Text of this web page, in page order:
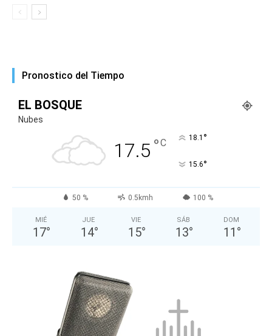
Pronostico del Tiempo
EL BOSQUE
Nubes
17.5 °C 18.1 °
15.6°
50 % 0.5kmh 100 %
MIÉ
17°
JUE
14°
VIE
15°
SÁB
13°
DOM
11 °